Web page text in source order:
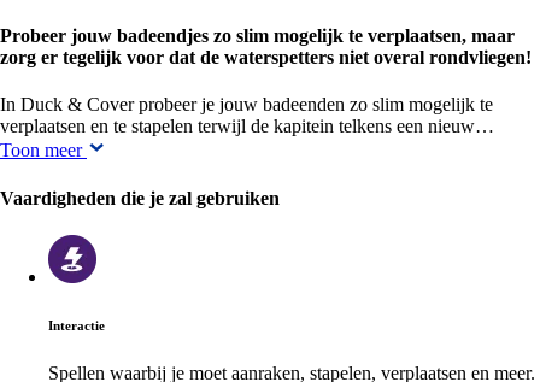
Probeer jouw badeendjes zo slim mogelijk te verplaatsen, maar
zorg er tegelijk voor dat de waterspetters niet overal rondvliegen!
In Duck & Cover probeer je jouw badeenden zo slim mogelijk te
verplaatsen en te stapelen terwijl de kapitein telkens een nieuw…
Toon meer
Vaardigheden die je zal gebruiken
Interactie
Spellen waarbij je moet aanraken, stapelen, verplaatsen en meer.